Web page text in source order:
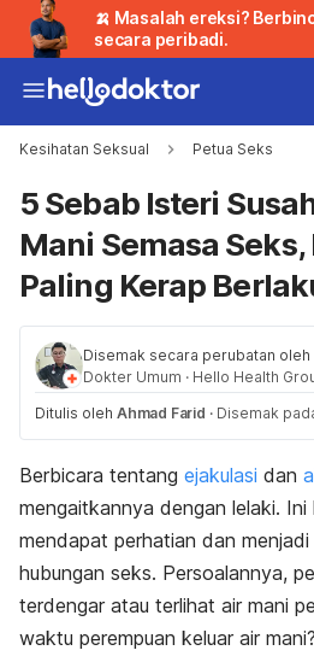
🍌 Masalah ereksi?
secara peribadi.
Kesihatan Seksual Petua Seks
5 Sebab Isteri
Mani Semasa Seks,
Paling Kerap
Disemak secara perubatan oleh
Dokter Umum · Hello Health
Ditulis oleh Ahmad Farid · Disemak
Berbicara tentang ejakulasi dan
mengaitkannya dengan lelaki. Ini
mendapat perhatian dan
hubungan seks. Persoalannya,
terdengar atau terlihat air mani
waktu perempuan keluar air